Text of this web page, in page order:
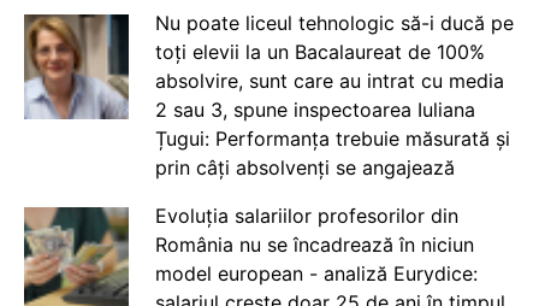
Nu poate liceul tehnologic să-i ducă pe
toți elevii la un Bacalaureat de 100%
absolvire, sunt care au intrat cu media
2 sau 3, spune inspectoarea Iuliana
Țugui: Performanța trebuie măsurată și
prin câți absolvenți se angajează
Evoluția salariilor profesorilor din
România nu se încadrează în niciun
model european - analiză Eurydice: